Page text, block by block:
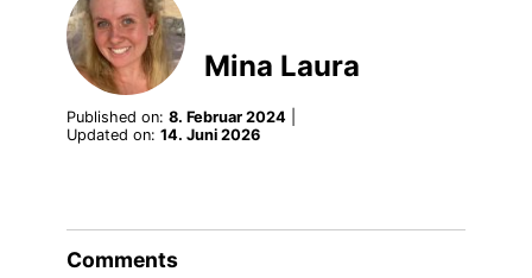
Mina Laura
Published on: 8. Februar 2024
Updated on: 14. Juni 2026
Comments